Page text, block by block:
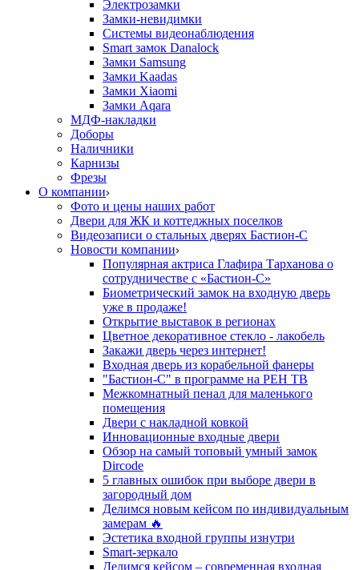
Электрозамки
Замки-невидимки
Системы видеонаблюдения
Smart замок Danalock
Замки Samsung
Замки Kaadas
Замки Xiaomi
Замки Aqara
МДФ-накладки
Доборы
Наличники
Карнизы
Фрезы
О компании
Фото и цены наших работ
Двери для ЖК и коттеджных поселков
Видеозаписи о стальных дверях Бастион-С
Новости компании
Популярная актриса Глафира Тарханова о
сотрудничестве с «Бастион-С»
Биометрический замок на входную дверь
уже в продаже!
Открытие выставок в регионах
Цветное декоративное стекло - лакобель
Закажи дверь через интернет!
Входная дверь из корабельной фанеры
"Бастион-С" в программе на РЕН ТВ
Межкомнатный пенал для маленького
помещения
Двери с накладной ковкой
Инновационные входные двери
Обзор на самый топовый умный замок
Dircode
5 главных ошибок при выборе двери в
загородный дом
Делимся новым кейсом по индивидуальным
замерам 🔥
Эстетика входной группы изнутри
Smart-зеркало
Делимся кейсом – современная входная